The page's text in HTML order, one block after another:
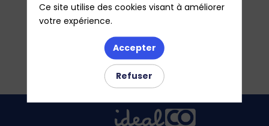
Ce site utilise des cookies visant à améliorer
votre expérience.
Accepter
Refuser